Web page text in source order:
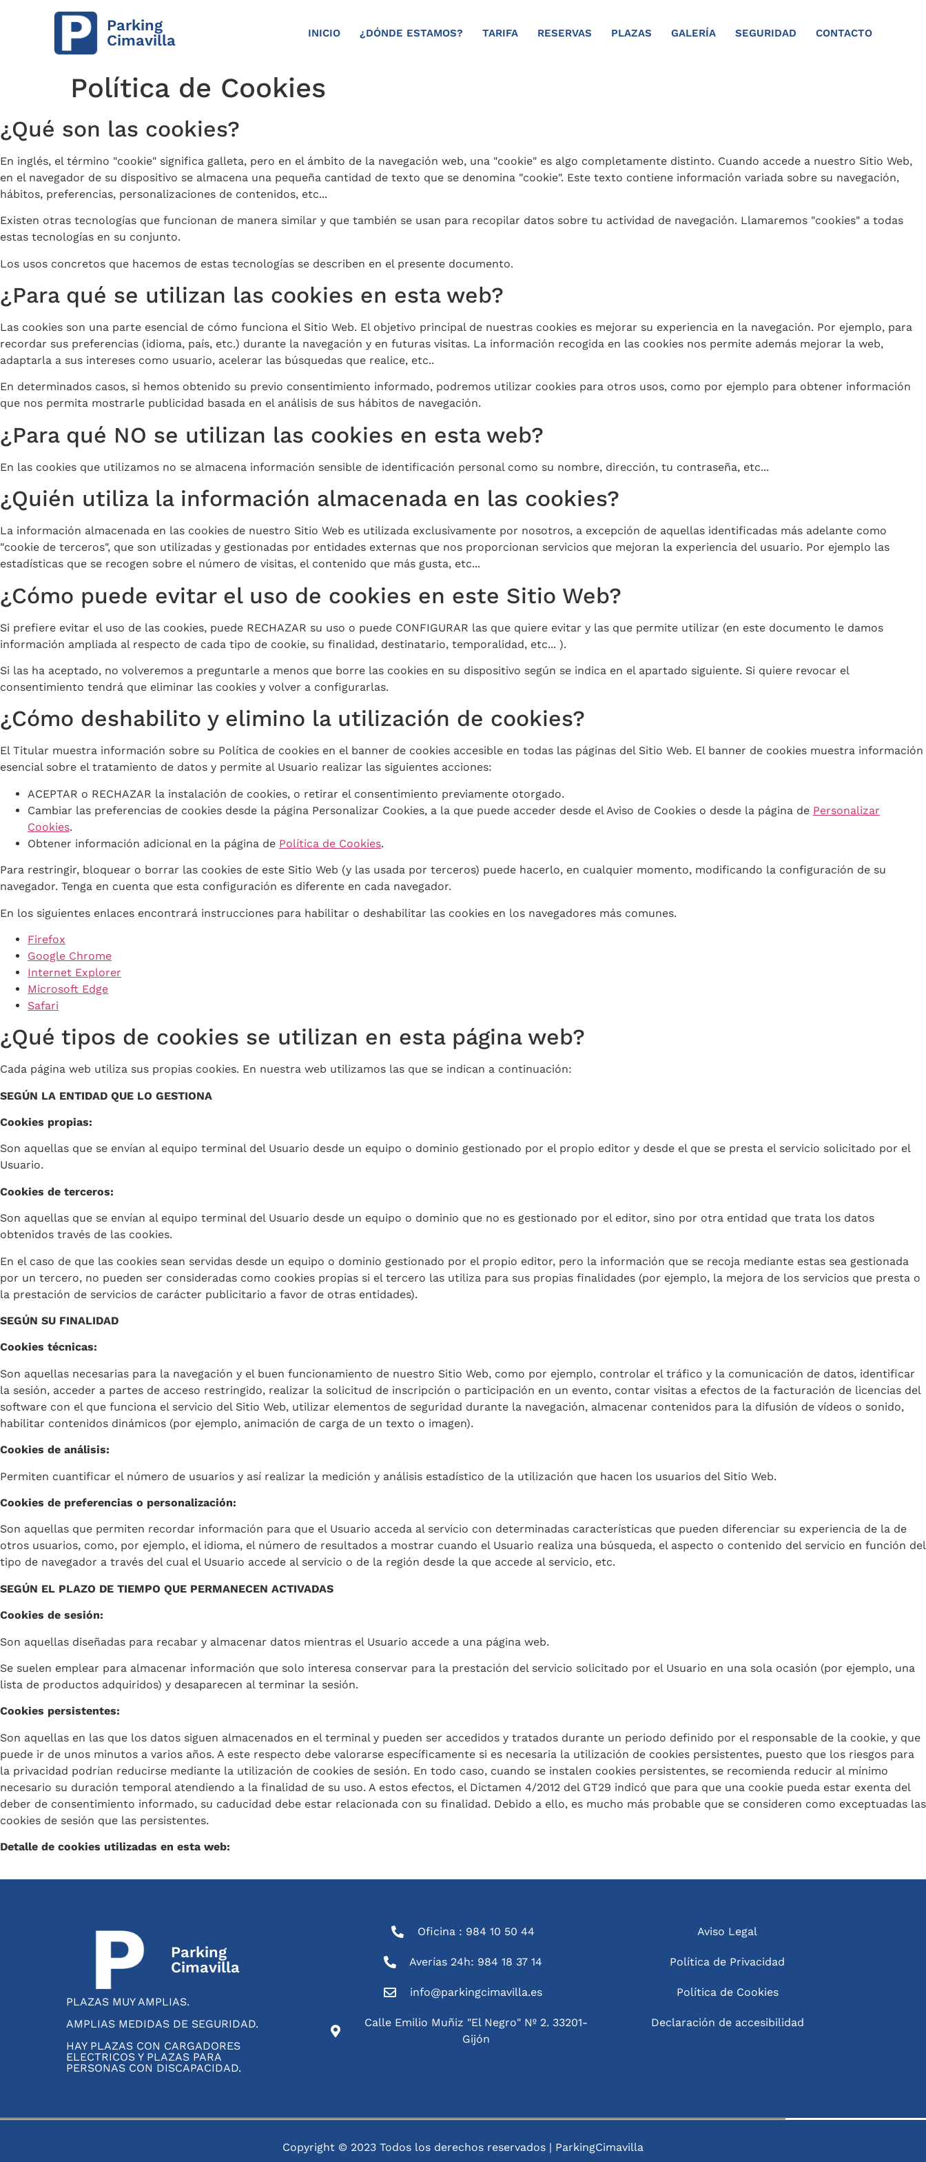
Parking
Cimavilla
INICIO ¿DÓNDE ESTAMOS? TARIFA RESERVAS PLAZAS GALERÍA SEGURIDAD CONTACTO
Política de Cookies
¿Qué son las cookies?
En inglés, el término "cookie" significa galleta, pero en el ámbito de la navegación web, una "cookie" es algo completamente distinto. Cuando accede a nuestro Sitio Web,
en el navegador de su dispositivo se almacena una pequeña cantidad de texto que se denomina "cookie". Este texto contiene información variada sobre su navegación,
hábitos, preferencias, personalizaciones de contenidos, etc...
Existen otras tecnologías que funcionan de manera similar y que también se usan para recopilar datos sobre tu actividad de navegación. Llamaremos "cookies" a todas
estas tecnologías en su conjunto.
Los usos concretos que hacemos de estas tecnologías se describen en el presente documento.
¿Para qué se utilizan las cookies en esta web?
Las cookies son una parte esencial de cómo funciona el Sitio Web. El objetivo principal de nuestras cookies es mejorar su experiencia en la navegación. Por ejemplo, para
recordar sus preferencias (idioma, país, etc.) durante la navegación y en futuras visitas. La información recogida en las cookies nos permite además mejorar la web,
adaptarla a sus intereses como usuario, acelerar las búsquedas que realice, etc..
En determinados casos, si hemos obtenido su previo consentimiento informado, podremos utilizar cookies para otros usos, como por ejemplo para obtener información
que nos permita mostrarle publicidad basada en el análisis de sus hábitos de navegación.
¿Para qué NO se utilizan las cookies en esta web?
En las cookies que utilizamos no se almacena información sensible de identificación personal como su nombre, dirección, tu contraseña, etc...
¿Quién utiliza la información almacenada en las cookies?
La información almacenada en las cookies de nuestro Sitio Web es utilizada exclusivamente por nosotros, a excepción de aquellas identificadas más adelante como
"cookie de terceros", que son utilizadas y gestionadas por entidades externas que nos proporcionan servicios que mejoran la experiencia del usuario. Por ejemplo las
estadísticas que se recogen sobre el número de visitas, el contenido que más gusta, etc...
¿Cómo puede evitar el uso de cookies en este Sitio Web?
Si prefiere evitar el uso de las cookies, puede RECHAZAR su uso o puede CONFIGURAR las que quiere evitar y las que permite utilizar (en este documento le damos
información ampliada al respecto de cada tipo de cookie, su finalidad, destinatario, temporalidad, etc... ).
Si las ha aceptado, no volveremos a preguntarle a menos que borre las cookies en su dispositivo según se indica en el apartado siguiente. Si quiere revocar el
consentimiento tendrá que eliminar las cookies y volver a configurarlas.
¿Cómo deshabilito y elimino la utilización de cookies?
El Titular muestra información sobre su Política de cookies en el banner de cookies accesible en todas las páginas del Sitio Web. El banner de cookies muestra información
esencial sobre el tratamiento de datos y permite al Usuario realizar las siguientes acciones:
ACEPTAR o RECHAZAR la instalación de cookies, o retirar el consentimiento previamente otorgado.
Cambiar las preferencias de cookies desde la página Personalizar Cookies, a la que puede acceder desde el Aviso de Cookies o desde la página de Personalizar
Cookies.
Obtener información adicional en la página de Política de Cookies.
Para restringir, bloquear o borrar las cookies de este Sitio Web (y las usada por terceros) puede hacerlo, en cualquier momento, modificando la configuración de su
navegador. Tenga en cuenta que esta configuración es diferente en cada navegador.
En los siguientes enlaces encontrará instrucciones para habilitar o deshabilitar las cookies en los navegadores más comunes.
Firefox
Google Chrome
Internet Explorer
Microsoft Edge
Safari
¿Qué tipos de cookies se utilizan en esta página web?
Cada página web utiliza sus propias cookies. En nuestra web utilizamos las que se indican a continuación:
SEGÚN LA ENTIDAD QUE LO GESTIONA
Cookies propias:
Son aquellas que se envían al equipo terminal del Usuario desde un equipo o dominio gestionado por el propio editor y desde el que se presta el servicio solicitado por el
Usuario.
Cookies de terceros:
Son aquellas que se envían al equipo terminal del Usuario desde un equipo o dominio que no es gestionado por el editor, sino por otra entidad que trata los datos
obtenidos través de las cookies.
En el caso de que las cookies sean servidas desde un equipo o dominio gestionado por el propio editor, pero la información que se recoja mediante estas sea gestionada
por un tercero, no pueden ser consideradas como cookies propias si el tercero las utiliza para sus propias finalidades (por ejemplo, la mejora de los servicios que presta o
la prestación de servicios de carácter publicitario a favor de otras entidades).
SEGÚN SU FINALIDAD
Cookies técnicas:
Son aquellas necesarias para la navegación y el buen funcionamiento de nuestro Sitio Web, como por ejemplo, controlar el tráfico y la comunicación de datos, identificar
la sesión, acceder a partes de acceso restringido, realizar la solicitud de inscripción o participación en un evento, contar visitas a efectos de la facturación de licencias del
software con el que funciona el servicio del Sitio Web, utilizar elementos de seguridad durante la navegación, almacenar contenidos para la difusión de vídeos o sonido,
habilitar contenidos dinámicos (por ejemplo, animación de carga de un texto o imagen).
Cookies de análisis:
Permiten cuantificar el número de usuarios y así realizar la medición y análisis estadístico de la utilización que hacen los usuarios del Sitio Web.
Cookies de preferencias o personalización:
Son aquellas que permiten recordar información para que el Usuario acceda al servicio con determinadas características que pueden diferenciar su experiencia de la de
otros usuarios, como, por ejemplo, el idioma, el número de resultados a mostrar cuando el Usuario realiza una búsqueda, el aspecto o contenido del servicio en función del
tipo de navegador a través del cual el Usuario accede al servicio o de la región desde la que accede al servicio, etc.
SEGÚN EL PLAZO DE TIEMPO QUE PERMANECEN ACTIVADAS
Cookies de sesión:
Son aquellas diseñadas para recabar y almacenar datos mientras el Usuario accede a una página web.
Se suelen emplear para almacenar información que solo interesa conservar para la prestación del servicio solicitado por el Usuario en una sola ocasión (por ejemplo, una
lista de productos adquiridos) y desaparecen al terminar la sesión.
Cookies persistentes:
Son aquellas en las que los datos siguen almacenados en el terminal y pueden ser accedidos y tratados durante un periodo definido por el responsable de la cookie, y que
puede ir de unos minutos a varios años. A este respecto debe valorarse específicamente si es necesaria la utilización de cookies persistentes, puesto que los riesgos para
la privacidad podrían reducirse mediante la utilización de cookies de sesión. En todo caso, cuando se instalen cookies persistentes, se recomienda reducir al mínimo
necesario su duración temporal atendiendo a la finalidad de su uso. A estos efectos, el Dictamen 4/2012 del GT29 indicó que para que una cookie pueda estar exenta del
deber de consentimiento informado, su caducidad debe estar relacionada con su finalidad. Debido a ello, es mucho más probable que se consideren como exceptuadas las
cookies de sesión que las persistentes.
Detalle de cookies utilizadas en esta web:
Parking
Cimavilla
PLAZAS MUY AMPLIAS.
AMPLIAS MEDIDAS DE SEGURIDAD.
HAY PLAZAS CON CARGADORES
ELECTRICOS Y PLAZAS PARA
PERSONAS CON DISCAPACIDAD.
Oficina : 984 10 50 44
Averías 24h: 984 18 37 14
info@parkingcimavilla.es
Calle Emilio Muñiz "El Negro" Nº 2. 33201-
Gijón
Aviso Legal
Política de Privacidad
Política de Cookies
Declaración de accesibilidad
Copyright © 2023 Todos los derechos reservados | ParkingCimavilla